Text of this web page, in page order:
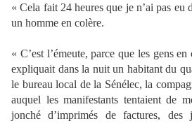
« Cela fait 24 heures que je n’ai pas eu
un homme en colère.
« C’est l’émeute, parce que les gens
expliquait dans la nuit un habitant du
le bureau local de la Sénélec, la
auquel les manifestants tentaient de
jonché d’imprimés de factures, des